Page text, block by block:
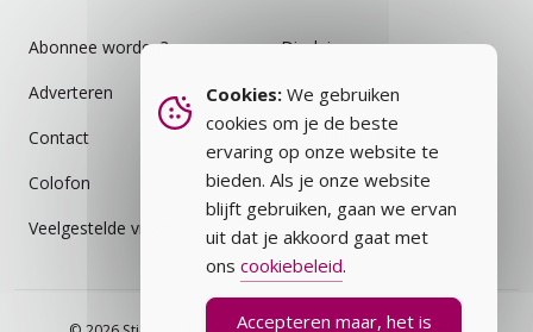
Abonnee worden?
Adverteren
Contact
Colofon
Veelgestelde vragen
Disclaimer
Auteursrecht
Cookiebeleid
Privacybeleid
Vakblad
Cookies: We gebruiken
cookies om je de beste
ervaring op onze website te
bieden. Als je onze website
blijft gebruiken, gaan we ervan
uit dat je akkoord gaat met
ons cookiebeleid.
Accepteren maar, het is